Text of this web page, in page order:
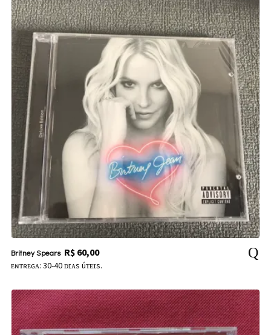
Britney Spears R$60,00
ᴇɴᴛʀᴇɢᴀ: 30-40 ᴅɪᴀs úᴛᴇɪs.